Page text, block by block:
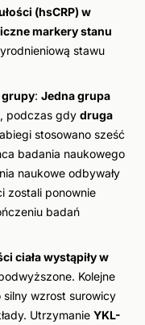
(hsCRP) w
markery stanu
stawu
: Jedna grupa
podczas gdy druga
stosowano sześć
badania naukowego
naukowe odbywały
zostali ponownie
badań
ciała wystąpiły w
Kolejne
wzrost surowicy
Utrzymanie YKL-